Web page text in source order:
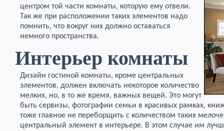
центром той части комнаты, которую ему отвели.
Так же при расположении таких элементов надо
помнить, что вокруг них должно оставаться
немного пространства.
Интерьер комнаты
Дизайн гостиной комнаты, кроме центральных
элементов, должен включать некоторое количество
мелких, но, в то же время, важных вещей. Это могут
быть сервизы, фотографии семьи в красивых рамках,
тоже главное не переборщить с количеством таких
центральный элемент в интерьере. В этом случае им